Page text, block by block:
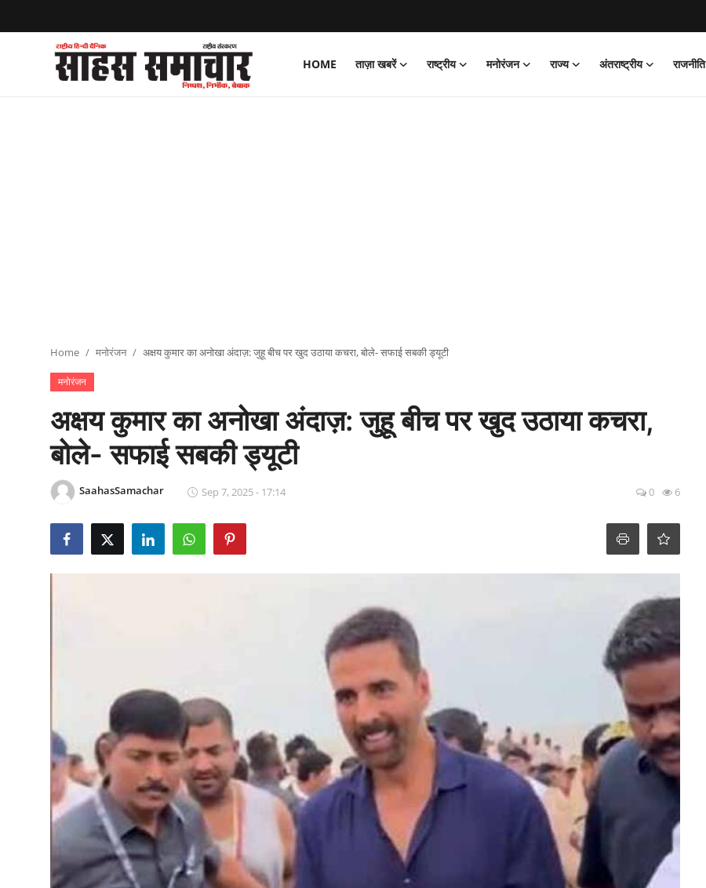
HOME ताज़ा खबरें राष्ट्रीय मनोरंजन राज्य अंतराष्ट्रीय राजनीति
Register
Home मनोरंजन अक्षय कुमार का अनोखा अंदाज़: जुहू बीच पर खुद उठाया कचरा, बोले- सफाई सबकी ड्यूटी
मनोरंजन
अक्षय कुमार का अनोखा अंदाज़: जुहू बीच पर खुद उठाया कचरा,
बोले- सफाई सबकी ड्यूटी
SaahasSamachar Sep 7, 2025 - 17:14 0 6